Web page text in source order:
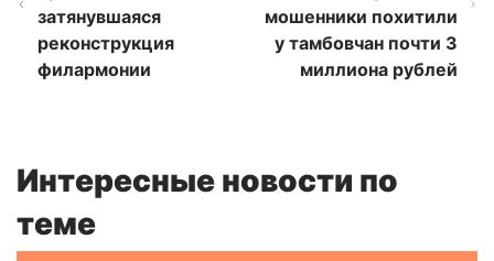
затянувшаяся
реконструкция
филармонии
мошенники похитили
у тамбовчан почти 3
миллиона рублей
Интересные новости по
теме